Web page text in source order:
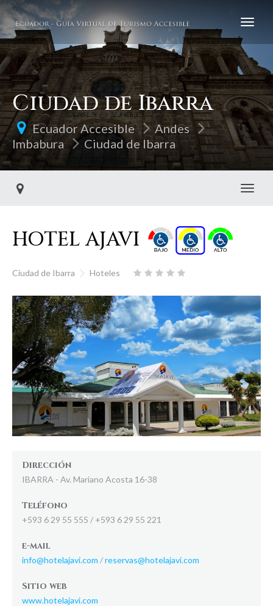
Ciudad de Ibarra
Ecuador Accesible
Andes
Imbabura
Ciudad de Ibarra
HOTEL AJAVI
Ciudad de Ibarra Hoteles
Dirección
IBARRA - Av. Mariano Acosta 16-38
Teléfono
+593 6 29 55 555 / +593 6 29 55 221
e-mail
info@hotelajavi.com /reservas@hotelajavi.com
Sitio web
www.hotelajavi.com